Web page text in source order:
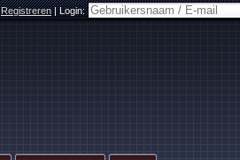
Registreren|Login: